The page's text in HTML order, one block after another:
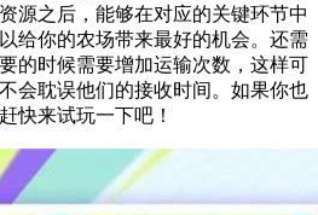
源之后，能够在对应的关键环节中
给你的农场带来最好的机会。还需
的时候需要增加运输次数，这样可
会耽误他们的接收时间。如果你也
快来试玩一下吧！